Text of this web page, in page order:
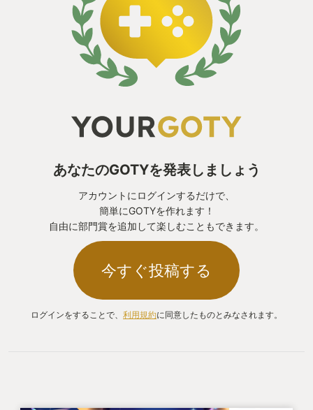
あなたのGOTYを発表しましょう
アカウントにログインするだけで、
簡単にGOTYを作れます！
自由に部門賞を追加して楽しむこともできます。
今すぐ投稿する
ログインをすることで、 利用規約に同意したものとみなされます。